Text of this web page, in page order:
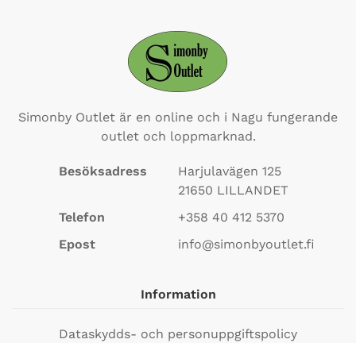
Simonby Outlet är en online och i Nagu fungerande
outlet och loppmarknad.
Besöksadress
Harjulavägen 125
21650 LILLANDET
Telefon
+358 40 412 5370
Epost
info@simonbyoutlet.fi
Information
Dataskydds- och personuppgiftspolicy